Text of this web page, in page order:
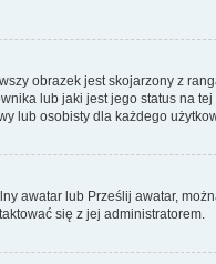
obrazek jest skojarzony z
lub jaki jest jego status na
lub osobisty dla każdego
awatar lub Prześlij awatar,
się z jej administratorem.